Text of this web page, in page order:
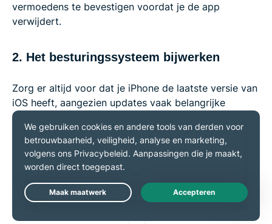
vermoedens te bevestigen voordat je de app
verwijdert.
2. Het besturingssysteem bijwerken
Zorg er altijd voor dat je iPhone de laatste versie van
iOS heeft, aangezien updates vaak belangrijke
beveiligingsverbeteringen bevatten. Om bij te
werken, ga je naar Instellingen > Algemeen >
Software-update. Als er een update beschikbaar is,
tik je op Downloaden en installeren.
3. Een fabrieksreset uitvoeren Live Chat